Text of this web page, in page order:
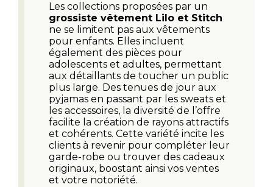
Les collections proposées par un
grossiste vêtement Lilo et Stitch
ne se limitent pas aux vêtements
pour enfants. Elles incluent
également des pièces pour
adolescents et adultes, permettant
aux détaillants de toucher un public
plus large. Des tenues de jour aux
pyjamas en passant par les sweats et
les accessoires, la diversité de l’offre
facilite la création de rayons attractifs
et cohérents. Cette variété incite les
clients à revenir pour compléter leur
garde-robe ou trouver des cadeaux
originaux, boostant ainsi vos ventes
et votre notoriété.